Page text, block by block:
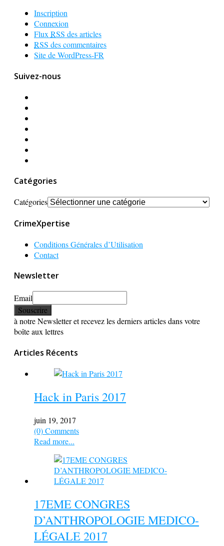
Inscription
Connexion
FluxRSS des articles
RSS des commentaires
Site de WordPress-FR
Suivez-nous
Catégories
Catégories
CrimeXpertise
Conditions Générales d’Utilisation
Contact
Newsletter
Email
à notre Newsletter et recevez les derniers articles dans votre
boîte aux lettres
Articles Récents
Hack in Paris 2017
juin 19, 2017
(0) Comments
Read more...
17EME CONGRES
D’ANTHROPOLOGIE MEDICO-
LÉGALE 2017